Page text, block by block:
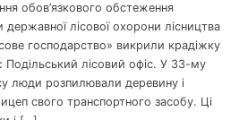
обов’язкового обстеження
державної лісової охорони лісництва
господарство» викрили крадіжку
Подільський лісовий офіс. У 33-му
люди розпилювали деревину і
свого транспортного засобу. Ці